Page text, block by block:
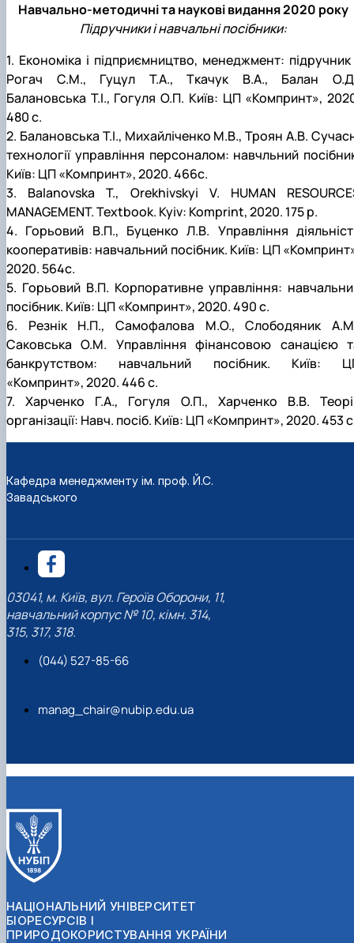
Навчально-методичні та наукові видання 2020 року
Підручники і навчальні посібники:
1. Економіка і підприємництво, менеджмент:
Рогач С.М., Гуцул Т.А., Ткачук В.А., Балан
Балановська Т.І., Гогуля О.П. Київ: ЦП «Компринт»,
480 с.
2. Балановська Т.І., Михайліченко М.В., Троян А.В.
технології управління персоналом: навчльний
Київ: ЦП «Компринт», 2020. 466с.
3. Balanovska T., Orekhivskyi V. HUMAN
MANAGEMENT. Textbook. Kyiv: Komprint, 2020. 175 p.
4. Горьовий В.П., Буценко Л.В. Управління
кооперативів: навчальний посібник. Київ: ЦП
2020. 564с.
5. Горьовий В.П. Корпоративне управління:
посібник. Київ: ЦП «Компринт», 2020. 490 с.
6. Резнік Н.П., Самофалова М.О., Слободяник
Саковська О.М. Управління фінансовою санацією
банкрутством: навчальний посібник. Київ:
«Компринт», 2020. 446 с.
7. Харченко Г.А., Гогуля О.П., Харченко В.В.
організації: Навч. посіб. Київ: ЦП «Компринт», 2020. 453
Кафедра менеджменту ім. проф. Й.С.
Завадського
03041, м. Київ, вул. Героїв Оборони, 11,
навчальний корпус № 10, кімн. 314,
315, 317, 318.
(044) 527-85-66
manag_chair@nubip.edu.ua
НАЦІОНАЛЬНИЙ УНІВЕРСИТЕТ
БІОРЕСУРСІВ І
ПРИРОДОКОРИСТУВАННЯ УКРАЇНИ